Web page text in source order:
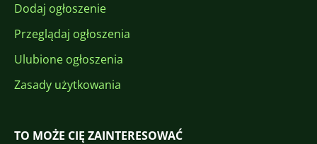
Dodaj ogłoszenie
Przeglądaj ogłoszenia
Ulubione ogłoszenia
Zasady użytkowania
TO MOŻE CIĘ ZAINTERESOWAĆ